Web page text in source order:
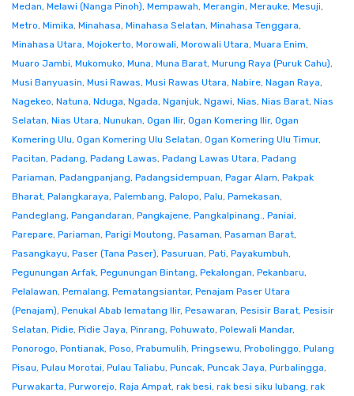
Medan, Melawi (Nanga Pinoh), Mempawah, Merangin, Merauke, Mesuji,
Metro, Mimika, Minahasa, Minahasa Selatan, Minahasa Tenggara,
Minahasa Utara, Mojokerto, Morowali, Morowali Utara, Muara Enim,
Muaro Jambi, Mukomuko, Muna, Muna Barat, Murung Raya (Puruk Cahu),
Musi Banyuasin, Musi Rawas, Musi Rawas Utara, Nabire, Nagan Raya,
Nagekeo, Natuna, Nduga, Ngada, Nganjuk, Ngawi, Nias, Nias Barat, Nias
Selatan, Nias Utara, Nunukan, Ogan Ilir, Ogan Komering Ilir, Ogan
Komering Ulu, Ogan Komering Ulu Selatan, Ogan Komering Ulu Timur,
Pacitan, Padang, Padang Lawas, Padang Lawas Utara, Padang
Pariaman, Padangpanjang, Padangsidempuan, Pagar Alam, Pakpak
Bharat, Palangkaraya, Palembang, Palopo, Palu, Pamekasan,
Pandeglang, Pangandaran, Pangkajene, Pangkalpinang., Paniai,
Parepare, Pariaman, Parigi Moutong, Pasaman, Pasaman Barat,
Pasangkayu, Paser (Tana Paser), Pasuruan, Pati, Payakumbuh,
Pegunungan Arfak, Pegunungan Bintang, Pekalongan, Pekanbaru,
Pelalawan, Pemalang, Pematangsiantar, Penajam Paser Utara
(Penajam), Penukal Abab lematang Ilir, Pesawaran, Pesisir Barat, Pesisir
Selatan, Pidie, Pidie Jaya, Pinrang, Pohuwato, Polewali Mandar,
Ponorogo, Pontianak, Poso, Prabumulih, Pringsewu, Probolinggo, Pulang
Pisau, Pulau Morotai, Pulau Taliabu, Puncak, Puncak Jaya, Purbalingga,
Purwakarta, Purworejo, Raja Ampat, rak besi, rak besi siku lubang, rak